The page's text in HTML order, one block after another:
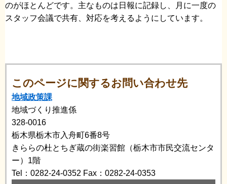
のがほとんどです。主なものは日報に記録し、月に一度の
スタッフ会議で共有、対応を考えるようにしています。
このページに関するお問い合わせ先
地域政策課
地域づくり推進係
328-0016
栃木県栃木市入舟町6番8号
きららの杜とちぎ蔵の街楽習館（栃木市市民交流センタ
ー）1階
Tel：0282-24-0352 Fax：0282-24-0353